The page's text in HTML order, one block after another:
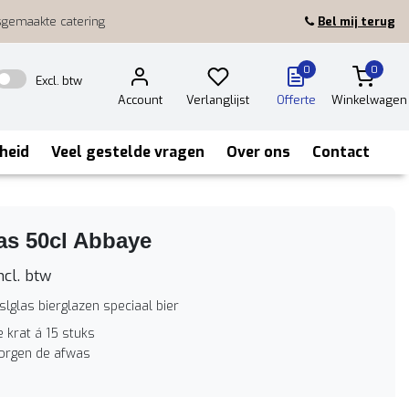
catering Bel mij terug
Excl. btw
Account
Verlanglijst
0
Offerte
0
Winkelwagen
Veel gestelde vragen Over ons Contact
50cl Abbaye
btw
bierglazen speciaal bier
krat á 15 stuks
de afwas